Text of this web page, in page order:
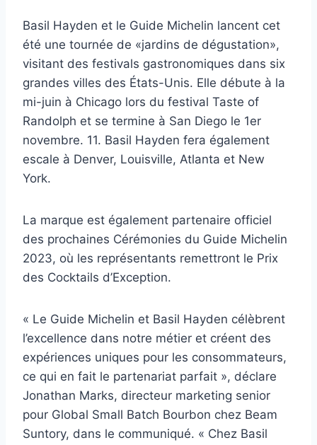
Basil Hayden et le Guide Michelin lancent cet
été une tournée de «jardins de dégustation»,
visitant des festivals gastronomiques dans six
grandes villes des États-Unis. Elle débute à la
mi-juin à Chicago lors du festival Taste of
Randolph et se termine à San Diego le 1er
novembre. 11. Basil Hayden fera également
escale à Denver, Louisville, Atlanta et New
York.
La marque est également partenaire officiel
des prochaines Cérémonies du Guide Michelin
2023, où les représentants remettront le Prix
des Cocktails d’Exception.
« Le Guide Michelin et Basil Hayden célèbrent
l’excellence dans notre métier et créent des
expériences uniques pour les consommateurs,
ce qui en fait le partenariat parfait », déclare
Jonathan Marks, directeur marketing senior
pour Global Small Batch Bourbon chez Beam
Suntory, dans le communiqué. « Chez Basil